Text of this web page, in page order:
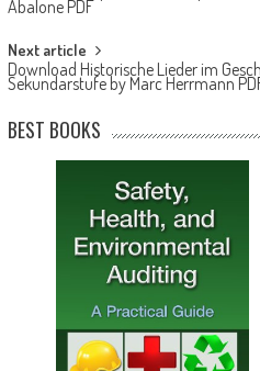
Abalone PDF
Next article
Download Historische Lieder im
Sekundarstufe by Marc Herrmann
BEST BOOKS